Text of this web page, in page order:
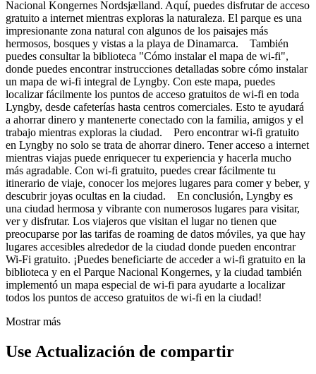
Nacional Kongernes Nordsjælland. Aquí, puedes disfrutar de acceso
gratuito a internet mientras exploras la naturaleza. El parque es una
impresionante zona natural con algunos de los paisajes más
hermosos, bosques y vistas a la playa de Dinamarca. También
puedes consultar la biblioteca "Cómo instalar el mapa de wi-fi",
donde puedes encontrar instrucciones detalladas sobre cómo instalar
un mapa de wi-fi integral de Lyngby. Con este mapa, puedes
localizar fácilmente los puntos de acceso gratuitos de wi-fi en toda
Lyngby, desde cafeterías hasta centros comerciales. Esto te ayudará
a ahorrar dinero y mantenerte conectado con la familia, amigos y el
trabajo mientras exploras la ciudad. Pero encontrar wi-fi gratuito
en Lyngby no solo se trata de ahorrar dinero. Tener acceso a internet
mientras viajas puede enriquecer tu experiencia y hacerla mucho
más agradable. Con wi-fi gratuito, puedes crear fácilmente tu
itinerario de viaje, conocer los mejores lugares para comer y beber, y
descubrir joyas ocultas en la ciudad. En conclusión, Lyngby es
una ciudad hermosa y vibrante con numerosos lugares para visitar,
ver y disfrutar. Los viajeros que visitan el lugar no tienen que
preocuparse por las tarifas de roaming de datos móviles, ya que hay
lugares accesibles alrededor de la ciudad donde pueden encontrar
Wi-Fi gratuito. ¡Puedes beneficiarte de acceder a wi-fi gratuito en la
biblioteca y en el Parque Nacional Kongernes, y la ciudad también
implementó un mapa especial de wi-fi para ayudarte a localizar
todos los puntos de acceso gratuitos de wi-fi en la ciudad!
Mostrar más
Use Actualización de compartir